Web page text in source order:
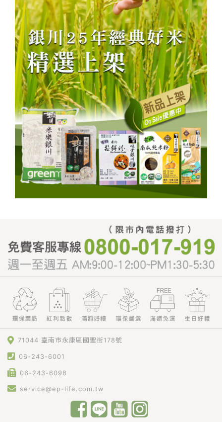
71044 臺南市永康區國聖街178號
06-243-6001
06-243-6098
service@ep-life.com.tw